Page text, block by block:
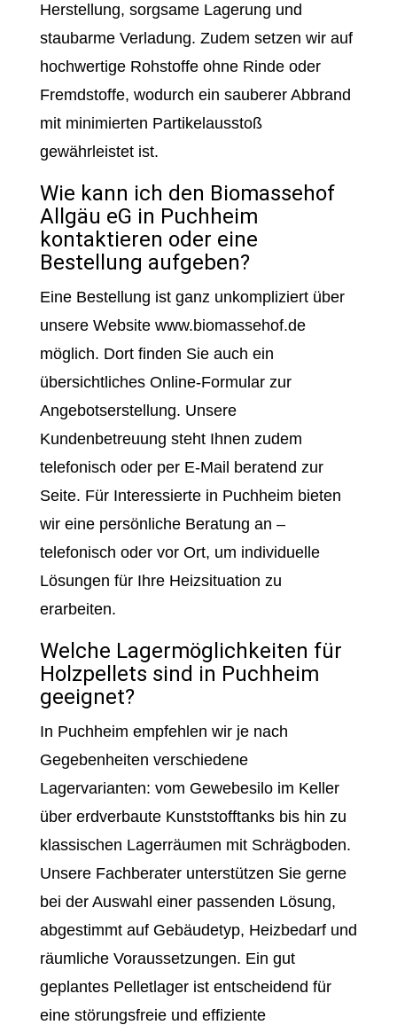
Herstellung, sorgsame Lagerung und
staubarme Verladung. Zudem setzen wir auf
hochwertige Rohstoffe ohne Rinde oder
Fremdstoffe, wodurch ein sauberer Abbrand
mit minimierten Partikelausstoß
gewährleistet ist.
Wie kann ich den Biomassehof
Allgäu eG in Puchheim
kontaktieren oder eine
Bestellung aufgeben?
Eine Bestellung ist ganz unkompliziert über
unsere Website www.biomassehof.de
möglich. Dort finden Sie auch ein
übersichtliches Online-Formular zur
Angebotserstellung. Unsere
Kundenbetreuung steht Ihnen zudem
telefonisch oder per E-Mail beratend zur
Seite. Für Interessierte in Puchheim bieten
wir eine persönliche Beratung an –
telefonisch oder vor Ort, um individuelle
Lösungen für Ihre Heizsituation zu
erarbeiten.
Welche Lagermöglichkeiten für
Holzpellets sind in Puchheim
geeignet?
In Puchheim empfehlen wir je nach
Gegebenheiten verschiedene
Lagervarianten: vom Gewebesilo im Keller
über erdverbaute Kunststofftanks bis hin zu
klassischen Lagerräumen mit Schrägboden.
Unsere Fachberater unterstützen Sie gerne
bei der Auswahl einer passenden Lösung,
abgestimmt auf Gebäudetyp, Heizbedarf und
räumliche Voraussetzungen. Ein gut
geplantes Pelletlager ist entscheidend für
eine störungsfreie und effiziente